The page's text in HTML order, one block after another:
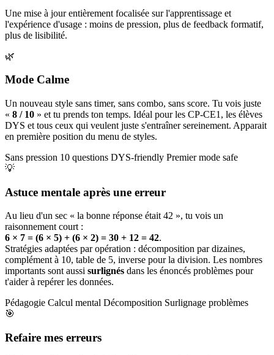
Une mise à jour entièrement focalisée sur l'apprentissage et
l'expérience d'usage : moins de pression, plus de feedback formatif,
plus de lisibilité.
🌿
Mode Calme
Un nouveau style sans timer, sans combo, sans score. Tu vois juste
« 8 / 10 » et tu prends ton temps. Idéal pour les CP-CE1, les élèves
DYS et tous ceux qui veulent juste s'entraîner sereinement. Apparait
en première position du menu de styles.
Sans pression 10 questions DYS-friendly Premier mode safe
💡
Astuce mentale après une erreur
Au lieu d'un sec « la bonne réponse était 42 », tu vois un
raisonnement court :
6 × 7 = (6 × 5) + (6 × 2) = 30 + 12 = 42.
Stratégies adaptées par opération : décomposition par dizaines,
complément à 10, table de 5, inverse pour la division. Les nombres
importants sont aussi surlignés dans les énoncés problèmes pour
t'aider à repérer les données.
Pédagogie Calcul mental Décomposition Surlignage problèmes
🎯
Refaire mes erreurs